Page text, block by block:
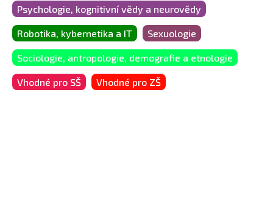
Psychologie, kognitivní vědy a neurovědy
Robotika, kybernetika a IT Sexuologie
Sociologie, antropologie, demografie a etnologie
Vhodné pro SŠ Vhodné pro ZŠ